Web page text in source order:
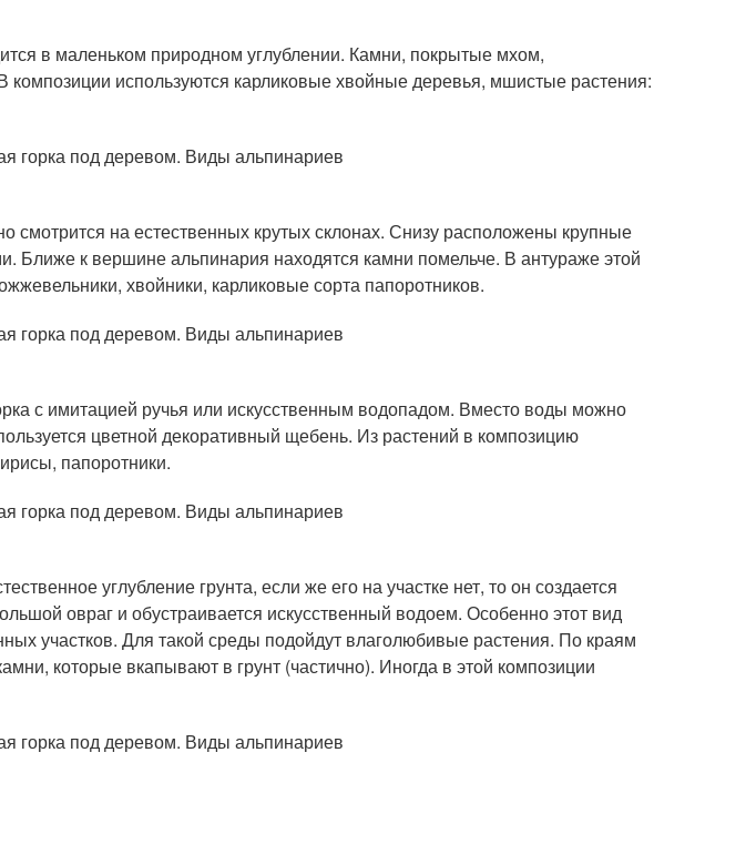
в маленьком природном углублении. Камни, покрытые мхом,
композиции используются карликовые хвойные деревья, мшистые растения:
смотрится на естественных крутых склонах. Снизу расположены крупные
Ближе к вершине альпинария находятся камни помельче. В антураже этой
хвойники, карликовые сорта папоротников.
с имитацией ручья или искусственным водопадом. Вместо воды можно
цветной декоративный щебень. Из растений в композицию
папоротники.
углубление грунта, если же его на участке нет, то он создается
овраг и обустраивается искусственный водоем. Особенно этот вид
участков. Для такой среды подойдут влаголюбивые растения. По краям
которые вкапывают в грунт (частично). Иногда в этой композиции